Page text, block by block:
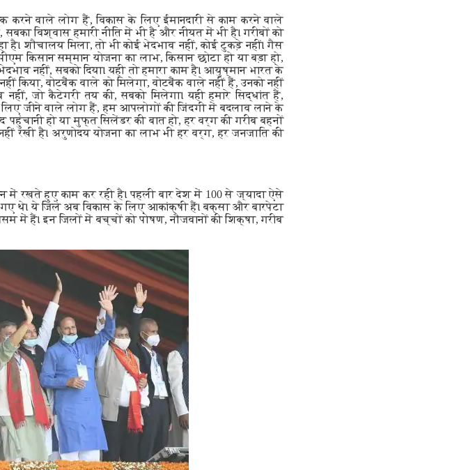
करने वाले लोग हैं, विकास के लिए ईमानदारी से काम करने वाले
विश्वास हमारी नीति में भी है और नीयत में भी है। गरीबों को
है। शौचालय मिला, तो भी कोई भेदभाव नहीं, कोई टुकड़े नहीं। गैस
किसान सम्मान योजना का लाभ, किसान छोटा हो या बड़ा हो,
नहीं, सबको दिया। यही तो हमारा काम है। आयुष्मान भारत के
किया, वोटबैंक वाले को मिलेगा, वोटबैंक वाले नहीं हैं, उनको नहीं
जो कैटेगरी तय की, सबको मिलेगा। यही हमारे सिद्धांत हैं,
जीने वाले लोग हैं, हम आपलोगों की जिंदगी में बदलाव लाने के
हो या मुफ्त सिलेंडर की बात हो, हर वर्ग की गरीब बहनों
रखी है। अरुणोदय योजना का लाभ भी हर वर्ग, हर जनजाति की
रखते हुए काम कर रही है। पहली बार देश में 100 से ज्यादा ऐसे
गए थे। ये जिले अब विकास के लिए आकांक्षी हैं। बक्सा और बारपेटा
हैं। इन जिलों में बच्चों को पोषण, नौजवानों की शिक्षा, गरीब